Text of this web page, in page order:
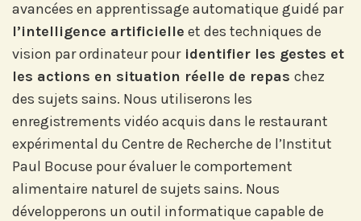
avancées en apprentissage automatique guidé par
l’intelligence artificielle et des techniques de
vision par ordinateur pouridentifier les gestes et
les actions en situation réelle de repas chez
des sujets sains. Nous utiliserons les
enregistrements vidéo acquis dans le restaurant
expérimental du Centre de Recherche de l’Institut
Paul Bocuse pour évaluer le comportement
alimentaire naturel de sujets sains. Nous
développerons un outil informatique capable de
Abonnez-vous à notre compte
LinkedIn pour suivre nos actualités,
événements et les avancées de
l'Institut.
Abonnez-vous sur LinkedIn